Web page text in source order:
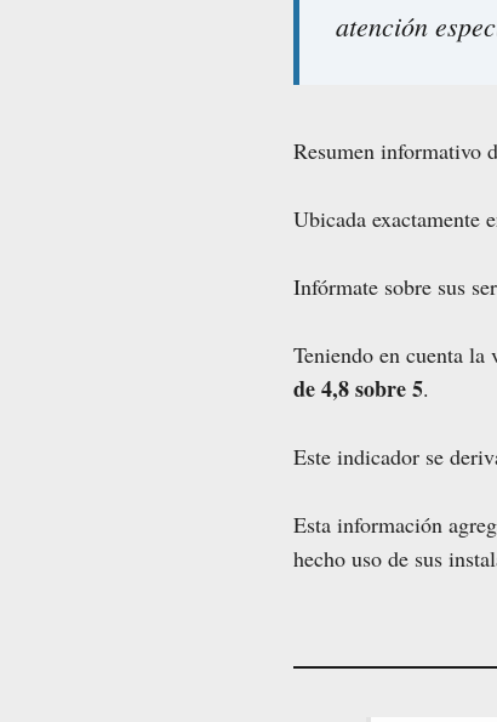
atención
Resumen informativo
Ubicada exactamente
Infórmate sobre sus
Teniendo en cuenta
de 4,8 sobre 5.
Este indicador se
Esta información
hecho uso de sus